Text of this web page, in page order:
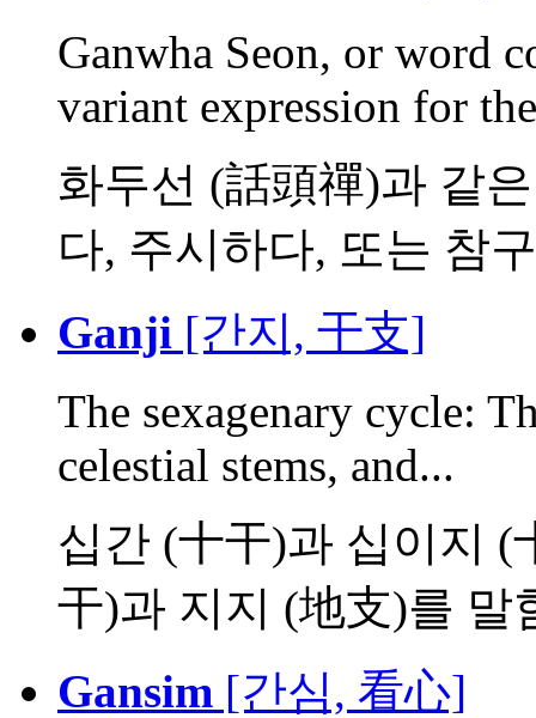
Ganwha Seon, or word
variant expression for
화두선 (話頭禪)과 같
다, 주시하다, 또는 참
Ganji [간지, 干支]
The sexagenary cycle:
celestial stems, and...
십간 (十干)과 십이지 (
干)과 지지 (地支)를 말
Gansim [간심, 看心]